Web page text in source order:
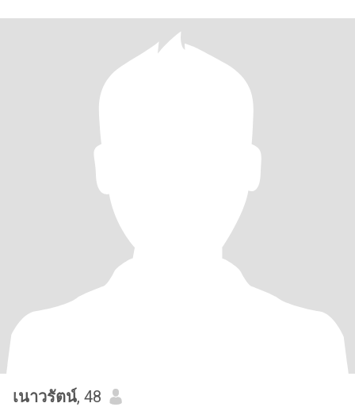
เนาวรัตน์, 48